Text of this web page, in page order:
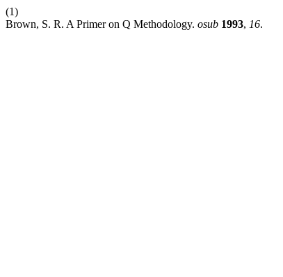
(1)
Brown, S. R. A Primer on Q Methodology. osub 1993, 16.